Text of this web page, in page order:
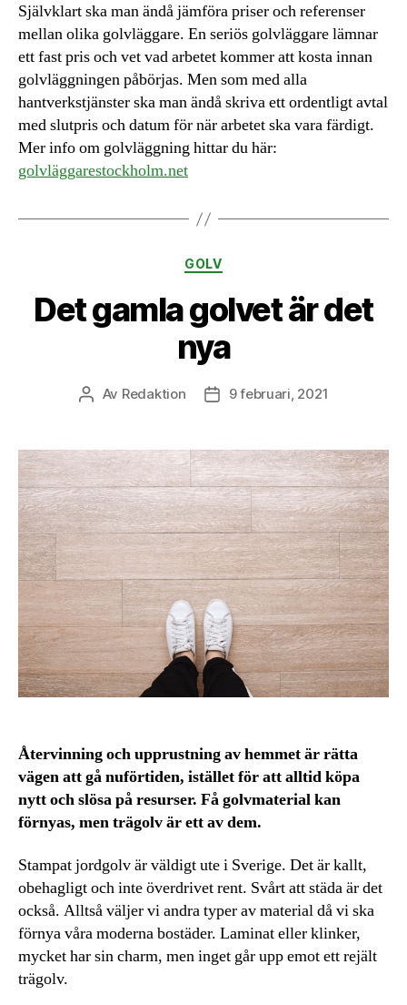
Självklart ska man ändå jämföra priser och referenser
mellan olika golvläggare. En seriös golvläggare lämnar
ett fast pris och vet vad arbetet kommer att kosta innan
golvläggningen påbörjas. Men som med alla
hantverkstjänster ska man ändå skriva ett ordentligt avtal
med slutpris och datum för när arbetet ska vara färdigt.
Mer info om golvläggning hittar du här:
golvläggarestockholm.net
Kategorier
GOLV
Det gamla golvet är det
nya
Inläggsförfattare
Av Redaktion Inläggsdatum
9 februari, 2021
Återvinning och upprustning av hemmet är rätta
vägen att gå nuförtiden, istället för att alltid köpa
nytt och slösa på resurser. Få golvmaterial kan
förnyas, men trägolv är ett av dem.
Stampat jordgolv är väldigt ute i Sverige. Det är kallt,
obehagligt och inte överdrivet rent. Svårt att städa är det
också. Alltså väljer vi andra typer av material då vi ska
förnya våra moderna bostäder. Laminat eller klinker,
mycket har sin charm, men inget går upp emot ett rejält
trägolv.